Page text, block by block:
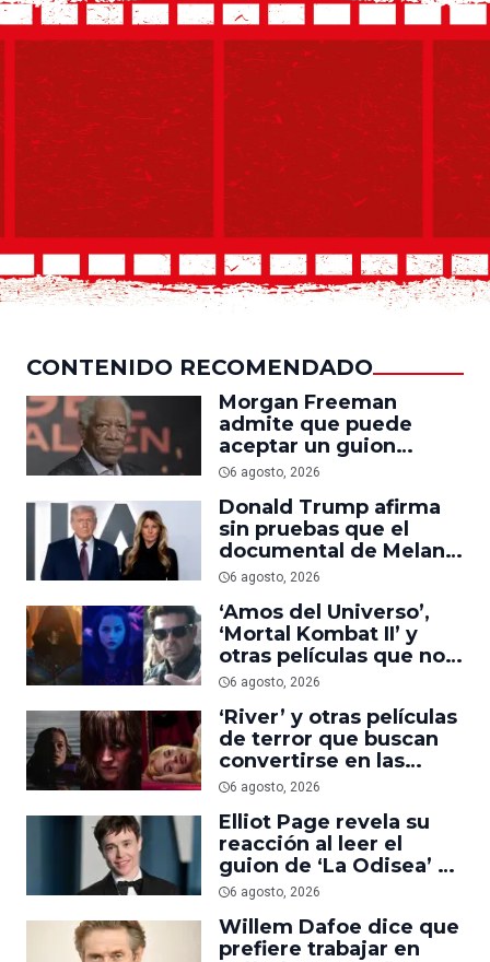
CONTENIDO RECOMENDADO
Morgan Freeman
admite que puede
aceptar un guion
mediocre si le pagan lo
6 agosto, 2026
Donald Trump afirma
sin pruebas que el
documental de Melania
es ‘la película número
6 agosto, 2026
‘Amos del Universo’,
‘Mortal Kombat II’ y
otras películas que no
dominaron la taquilla
streaming
6 agosto, 2026
‘River’ y otras películas
de terror que buscan
convertirse en las
nuevas ‘Obsession’ y
6 agosto, 2026
Elliot Page revela su
reacción al leer el
guion de ‘La Odisea’ y
elogia la forma de
Nolan
6 agosto, 2026
Willem Dafoe dice que
prefiere trabajar en